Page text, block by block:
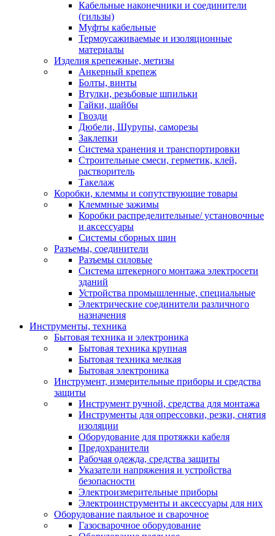
Кабельные наконечники и соединители
(гильзы)
Муфты кабельные
Термоусаживаемые и изоляционные
материалы
Изделия крепежные, метизы
Анкерный крепеж
Болты, винты
Втулки, резьбовые шпильки
Гайки, шайбы
Гвозди
Дюбели, Шурупы, саморезы
Заклепки
Система хранения и транспортировки
Строительные смеси, герметик, клей,
растворитель
Такелаж
Коробки, клеммы и сопутствующие товары
Клеммные зажимы
Коробки распределительные/ установочные
и аксессуары
Системы сборных шин
Разъемы, соединители
Разъемы силовые
Система штекерного монтажа электросети
зданий
Устройства промышленные, специальные
Электрические соединители различного
назначения
Инструменты, техника
Бытовая техника и электроника
Бытовая техника крупная
Бытовая техника мелкая
Бытовая электроника
Инструмент, измерительные приборы и средства
защиты
Инструмент ручной, средства для монтажа
Инструменты для опрессовки, резки, снятия
изоляции
Оборудование для протяжки кабеля
Предохранители
Рабочая одежда, средства защиты
Указатели напряжения и устройства
безопасности
Электроизмерительные приборы
Электроинструменты и аксессуары для них
Оборудование паяльное и сварочное
Газосварочное оборудование